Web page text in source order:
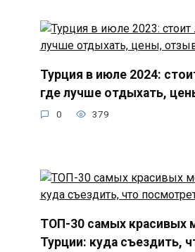
Турция в июле 2024:
где лучше отдыхать,
0 379
ТОП-30 самых красивых
Турции: куда съездить,